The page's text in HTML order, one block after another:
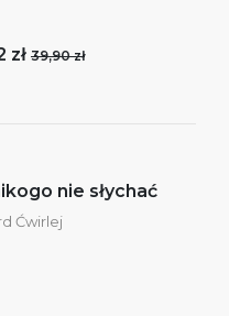
zł 39,90 zł
nie słychać
Ćwirlej